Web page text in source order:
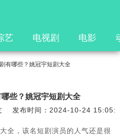
艺 电视剧 电影
有哪些？姚冠宇短剧大全
些？姚冠宇短剧大全
发布时间：2024-10-24
全，该名短剧演员的人气还是很